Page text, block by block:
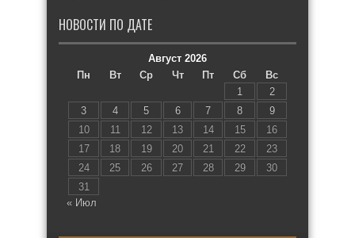
НОВОСТИ ПО ДАТЕ
Август 2026
Пн
Вт Ср Чт Пт Сб
Вс
1
2
3
4 5 6 7 8
9
10
11 12 13 14 15
16
17
18 19 20 21 22
23
24
25 26 27 28 29
30
31
« Июл